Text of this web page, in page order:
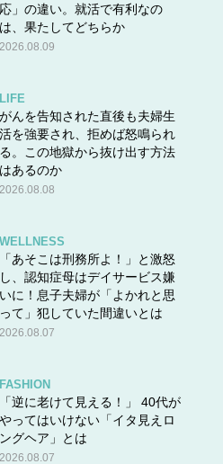
えるでしょう。年初から5月上
くので積極的に。ドラマティッ
活をする人は運命の人にめぐり
応」の違い。就活で有利なの
は、果たしてどちらか
2026.08.09
LIFE
がんを告知された直後も夫婦生
活を強要され、拒めば怒鳴られ
る。この地獄から抜け出す方法
はあるのか
2026.08.08
WELLNESS
「あそこは刑務所よ！」と激怒
し、認知症母はデイサービス嫌
いに！息子夫婦が「よかれと思
って」犯していた間違いとは
2026.08.07
FASHION
「逆に老けて見える！」 40代が
やってはいけない「イタ見えロ
ングヘア」とは
2026.08.07